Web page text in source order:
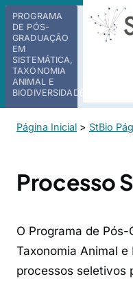
PROGRAMA
DE PÓS-
GRADUAÇÃO
EM
SISTEMÁTICA,
TAXONOMIA
ANIMAL E
BIODIVERSIDADE
Página Inicial > StBio
Processo
O Programa de
Taxonomia Animal
processos seletivos